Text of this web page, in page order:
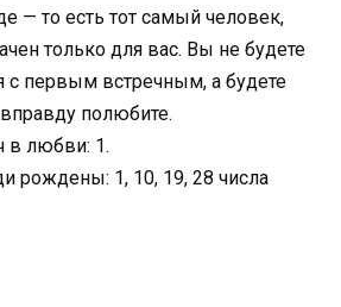
— то есть тот самый человек,
только для вас. Вы не будете
с первым встречным, а будете
полюбите.
в любви: 1.
рождены: 1, 10, 19, 28 числа